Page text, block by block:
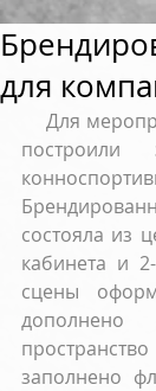
для
     Для мероприятия компании "RBI"
состояла из
кабинета и
сцены
заполнено